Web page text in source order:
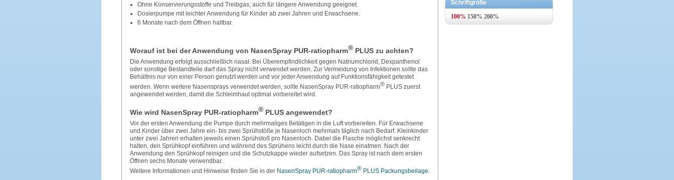
Ohne Konservierungsstoffe und Treibgas; auch für längere Anwendung geeignet.
Dosierpumpe mit leichter Anwendung für Kinder ab zwei Jahren und Erwachsene.
6 Monate nach dem Öffnen haltbar.
Worauf ist bei der Anwendung von NasenSpray PUR‑ratiopharm®PLUS zu achten?
Die Anwendung erfolgt ausschließlich nasal. Bei Überempfindlichkeit gegen Natriumchlorid, Dexpanthenol
oder sonstige Bestandteile darf das Spray nicht verwendet werden. Zur Vermeidung von Infektionen sollte das
Behältnis nur von einer Person genutzt werden und vor jeder Anwendung auf Funktionsfähigkeit getestet
werden. Wenn weitere Nasensprays verwendet werden, sollte NasenSpray PUR‑ratiopharm®PLUS zuerst
angewendet werden, damit die Schleimhaut optimal vorbereitet wird.
Wie wird NasenSpray PUR‑ratiopharm®PLUS angewendet?
Vor der ersten Anwendung die Pumpe durch mehrmaliges Betätigen in die Luft vorbereiten. Für Erwachsene
und Kinder über zwei Jahre ein‑ bis zwei Sprühstöße je Nasenloch mehrmals täglich nach Bedarf. Kleinkinder
unter zwei Jahren erhalten jeweils einen Sprühstoß pro Nasenloch. Dabei die Flasche möglichst senkrecht
halten, den Sprühkopf einführen und während des Sprühens leicht durch die Nase einatmen. Nach der
Anwendung den Sprühkopf reinigen und die Schutzkappe wieder aufsetzen. Das Spray ist nach dem ersten
Öffnen sechs Monate verwendbar.
Weitere Informationen und Hinweise finden Sie in der NasenSpray PUR‑ratiopharm®PLUS Packungsbeilage.
Schriftgröße